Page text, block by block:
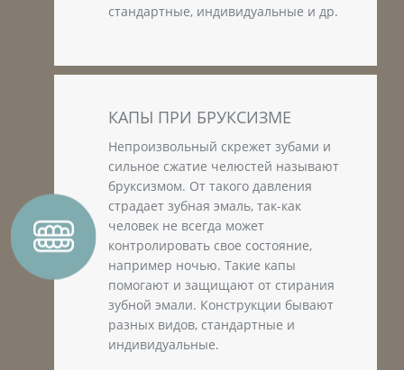
стандартные, индивидуальные и др.
КАПЫ ПРИ БРУКСИЗМЕ
Непроизвольный скрежет зубами и
сильное сжатие челюстей называют
бруксизмом. От такого давления
страдает зубная эмаль, так-как
человек не всегда может
контролировать свое состояние,
например ночью. Такие капы
помогают и защищают от стирания
зубной эмали. Конструкции бывают
разных видов, стандартные и
индивидуальные.